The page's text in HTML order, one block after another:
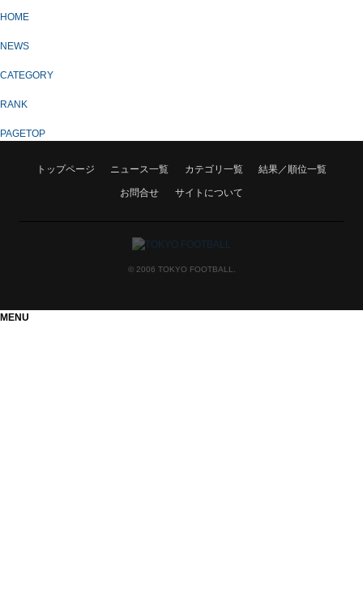
HOME
NEWS
CATEGORY
RANK
PAGETOP
トップページ ニュース一覧 カテゴリ一覧 結果／順位一覧
お問合せ サイトについて
© 2006 TOKYO FOOTBALL.
MENU